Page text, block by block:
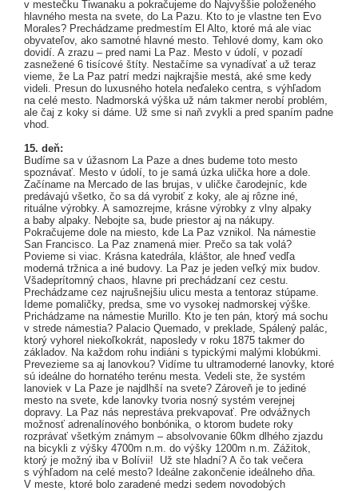
v mestečku Tiwanaku a pokračujeme do Najvyššie položeného
hlavného mesta na svete, do La Pazu. Kto to je vlastne ten Evo
Morales? Prechádzame predmestím El Alto, ktoré má ale viac
obyvateľov, ako samotné hlavné mesto. Tehlové domy, kam oko
dovidí. A zrazu – pred nami La Paz. Mesto v údolí, v pozadí
zasnežené 6 tisícové štíty. Nestačíme sa vynadívať a už teraz
vieme, že La Paz patrí medzi najkrajšie mestá, aké sme kedy
videli. Presun do luxusného hotela neďaleko centra, s výhľadom
na celé mesto. Nadmorská výška už nám takmer nerobí problém,
ale čaj z koky si dáme. Už sme si naň zvykli a pred spaním padne
vhod.
15. deň:
Budíme sa v úžasnom La Paze a dnes budeme toto mesto
spoznávať. Mesto v údolí, to je samá úzka ulička hore a dole.
Začíname na Mercado de las brujas, v uličke čarodejníc, kde
predávajú všetko, čo sa dá vyrobiť z koky, ale aj rôzne iné,
rituálne výrobky. A samozrejme, krásne výrobky z vlny alpaky
a baby alpaky. Nebojte sa, bude priestor aj na nákupy.
Pokračujeme dole na miesto, kde La Paz vznikol. Na námestie
San Francisco. La Paz znamená mier. Prečo sa tak volá?
Povieme si viac. Krásna katedrála, kláštor, ale hneď vedľa
moderná tržnica a iné budovy. La Paz je jeden veľký mix budov.
Všadeprítomný chaos, hlavne pri prechádzaní cez cestu.
Prechádzame cez najrušnejšiu ulicu mesta a tentoraz stúpame.
Ideme pomaličky, predsa, sme vo vysokej nadmorskej výške.
Prichádzame na námestie Murillo. Kto je ten pán, ktorý má sochu
v strede námestia? Palacio Quemado, v preklade, Spálený palác,
ktorý vyhorel niekoľkokrát, naposledy v roku 1875 takmer do
základov. Na každom rohu indiáni s typickými malými klobúkmi.
Prevezieme sa aj lanovkou? Vidíme tu ultramoderné lanovky, ktoré
sú ideálne do hornatého terénu mesta. Vedeli ste, že systém
lanoviek v La Paze je najdlhší na svete? Zároveň je to jediné
mesto na svete, kde lanovky tvoria nosný systém verejnej
dopravy. La Paz nás neprestáva prekvapovať. Pre odvážnych
možnosť adrenalínového bonbónika, o ktorom budete roky
rozprávať všetkým známym – absolvovanie 60km dlhého zjazdu
na bicykli z výšky 4700m n.m. do výšky 1200m n.m. Zážitok,
ktorý je možný iba v Bolívii! Už ste hladní? A čo tak večera
s výhľadom na celé mesto? Ideálne zakončenie ideálneho dňa.
V meste, ktoré bolo zaradené medzi sedem novodobých